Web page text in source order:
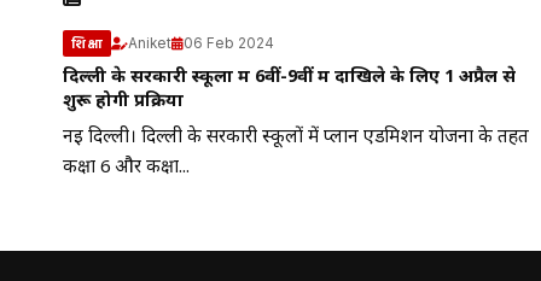
शिक्षा Aniket 06 Feb 2024
दिल्ली के सरकारी स्कूलों में 6वीं-9वीं में दाखिले के लिए 1 अप्रैल से
शुरू होगी प्रक्रिया
नई दिल्ली। दिल्ली के सरकारी स्कूलों में प्लान एडमिशन योजना के तहत
कक्षा 6 और कक्षा...